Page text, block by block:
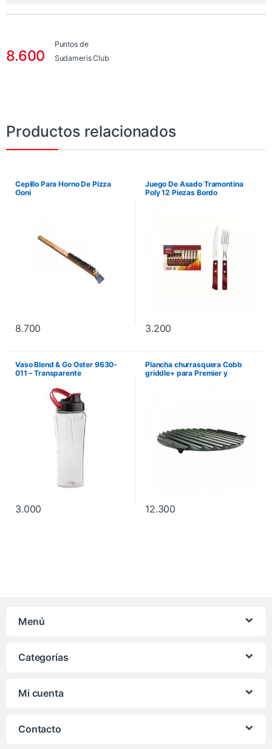
8.600
Puntos de
Sudameris Club
Productos relacionados
Cepillo Para Horno De Pizza
Ooni
8.700
Juego De Asado Tramontina
Poly 12 Piezas Bordo
3.200
Vaso Blend & Go Oster 9630-
011 – Transparente
3.000
Plancha churrasquera Cobb
griddle+ para Premier y
12.300
Menú
Categorías
Mi cuenta
Contacto